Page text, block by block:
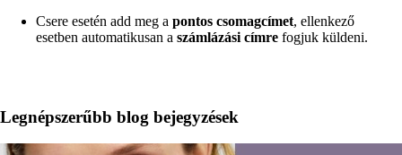
Csere esetén add meg a pontos csomagcímet, ellenkező
esetben automatikusan a számlázási címre fogjuk küldeni.
Legnépszerűbb blog bejegyzések